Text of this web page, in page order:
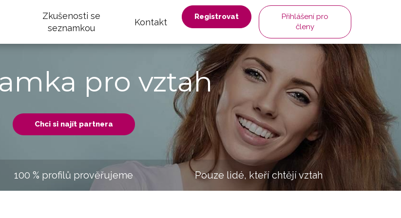
Zkušenosti se
seznamkou
Kontakt
Registrovat
Přihlášení pro
členy
pro vztah
Chci si najít partnera
100 % profilů prověřujeme Pouze lidé, kteří chtějí vztah